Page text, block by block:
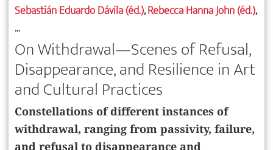
Sebastián Eduardo Dávila (éd.),Rebecca Hanna John (éd.),
...
On Withdrawal—Scenes of Refusal,
Disappearance, and Resilience in Art
and Cultural Practices
Constellations of different instances of
withdrawal, ranging from passivity, failure,
and refusal to disappearance and